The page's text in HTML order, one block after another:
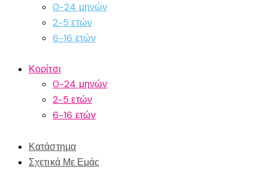
0-24 μηνών
2-5 ετών
6-16 ετών
Κορίτσι
0-24 μηνών
2-5 ετών
6-16 ετών
Κατάστημα
Σχετικά Με Εμάς